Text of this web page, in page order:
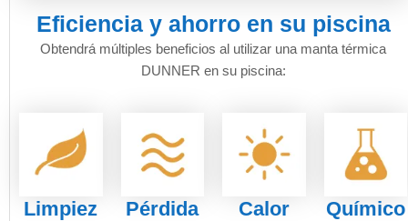
Eficiencia y ahorro en su piscina
Obtendrá múltiples beneficios al utilizar una manta térmica
DUNNER en su piscina:
Limpiez
Pérdida
Calor
Químico